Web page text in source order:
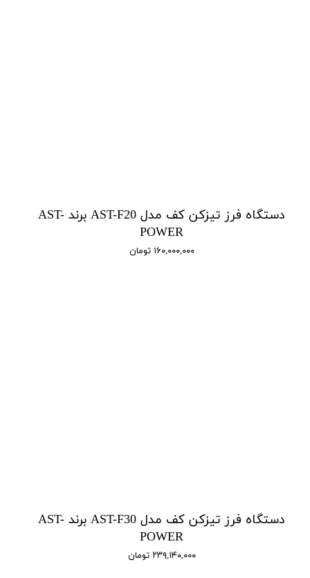
دستگاه فرز تیزکن کف مدل AST-F20 برند AST-
POWER
۱۶۰,۰۰۰,۰۰۰ تومان
دستگاه فرز تیزکن کف مدل AST-F30 برند AST-
POWER
۲۳۹,۱۴۰,۰۰۰ تومان